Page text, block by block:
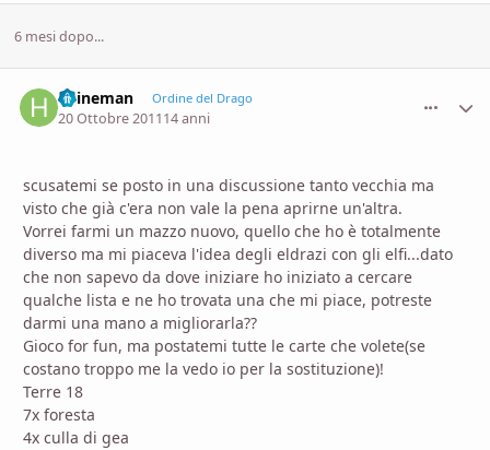
6 mesi dopo...
heineman Ordine del Drago
20 Ottobre 201114 anni
scusatemi se posto in una discussione tanto vecchia ma
visto che già c'era non vale la pena aprirne un'altra.
Vorrei farmi un mazzo nuovo, quello che ho è totalmente
diverso ma mi piaceva l'idea degli eldrazi con gli elfi...dato
che non sapevo da dove iniziare ho iniziato a cercare
qualche lista e ne ho trovata una che mi piace, potreste
darmi una mano a migliorarla??
Gioco for fun, ma postatemi tutte le carte che volete(se
costano troppo me la vedo io per la sostituzione)!
Terre 18
7x foresta
4x culla di gea